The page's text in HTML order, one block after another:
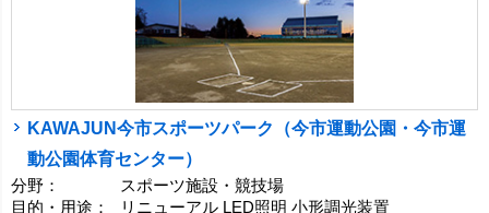
KAWAJUN今市スポーツパーク（今市運動公園・今市運
動公園体育センター）
分野：
スポーツ施設・競技場
目的・用途：
リニューアル LED照明 小形調光装置